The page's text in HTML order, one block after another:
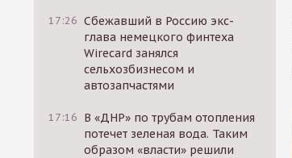
17:26 Сбежавший в Россию экс-
глава немецкого финтеха
Wirecard занялся
сельхозбизнесом и
автозапчастями
17:16 В «ДНР» по трубам отопления
потечет зеленая вода. Таким
образом «власти» решили